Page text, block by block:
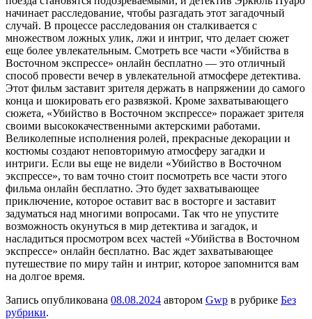
начинает расследование, чтобы разгадать этот загадочный
случай. В процессе расследования он сталкивается с
множеством ложных улик, лжи и интриг, что делает сюжет
еще более увлекательным. Смотреть все части «Убийства в
Восточном экспрессе» онлайн бесплатно — это отличный
способ провести вечер в увлекательной атмосфере детектива.
Этот фильм заставит зрителя держать в напряжении до самого
конца и шокировать его развязкой. Кроме захватывающего
сюжета, «Убийство в Восточном экспрессе» поражает зрителя
своими высококачественными актерскими работами.
Великолепные исполнения ролей, прекрасные декорации и
костюмы создают неповторимую атмосферу загадки и
интриги. Если вы еще не видели «Убийство в Восточном
экспрессе», то вам точно стоит посмотреть все части этого
фильма онлайн бесплатно. Это будет захватывающее
приключение, которое оставит вас в восторге и заставит
задуматься над многими вопросами. Так что не упустите
возможность окунуться в мир детектива и загадок, и
насладиться просмотром всех частей «Убийства в Восточном
экспрессе» онлайн бесплатно. Вас ждет захватывающее
путешествие по миру тайн и интриг, которое запомнится вам
на долгое время.
Запись опубликована 08.08.2024 автором Gwp в рубрике Без
рубрики.